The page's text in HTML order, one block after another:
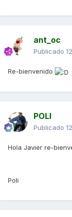
ant_oc
Publicado
Re-bienvenido
POLI
Publicado
Hola Javier re-
Poli